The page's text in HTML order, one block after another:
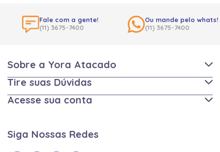
Fale com a gente!
(11) 3675-7400
Ou mande pelo whats!
(11) 3675-7400
Sobre a Yora Atacado
Tire suas Dúvidas
Acesse sua conta
Siga Nossas Redes